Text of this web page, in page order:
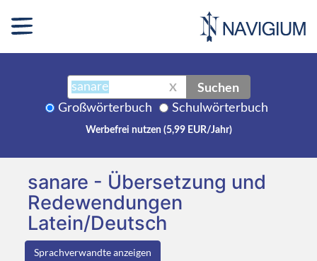
X Suchen
Großwörterbuch Schulwörterbuch
Werbefrei nutzen (5,99 EUR/Jahr)
sanare - Übersetzung und
Redewendungen
Latein/Deutsch
Sprachverwandte anzeigen